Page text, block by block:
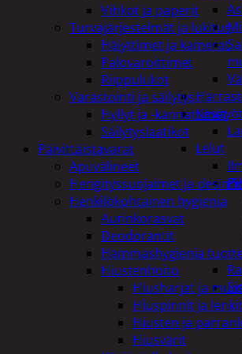
Lelut
Vihkot ja paperit
Turvajärjestelmät ja lukitus
Hälyttimet ja kamerat
Palovaroittimet
Riippulukot
Varastointi ja säilytys
Hyllyt ja -kannattimet
Säilytyslaatikot
Päivittäistavarat
Apuvälineet
Hengityssuojaimet ja
Henkilökohtainen hygienia
Aurinkorasvat
Deodorantit
Hammashygienia
Hiustenhoito
Hiusharjat ja
Hiuspinnit ja lenkit
Hiusten ja
Hiusvärit